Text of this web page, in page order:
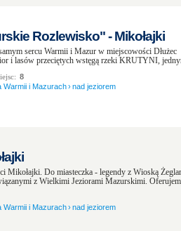
Rozlewisko" - Mikołajki
sercu Warmii i Mazur w miejscowości Dłużec
i lasów przeciętych wstęgą rzeki KRUTYNI,
8
Warmii i Mazurach›nad jeziorem
Mikołajki. Do miasteczka - legendy z Wioską
z Wielkimi Jeziorami Mazurskimi.
Warmii i Mazurach›nad jeziorem